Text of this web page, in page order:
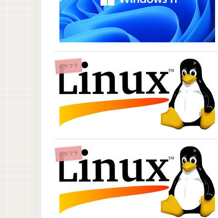
インフラ
インフラ